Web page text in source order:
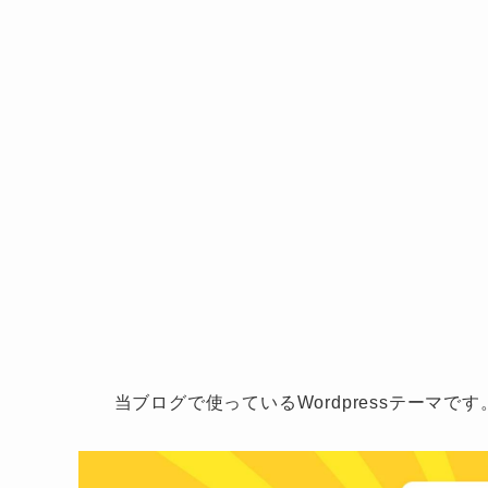
当ブログで使っているWordpressテーマで